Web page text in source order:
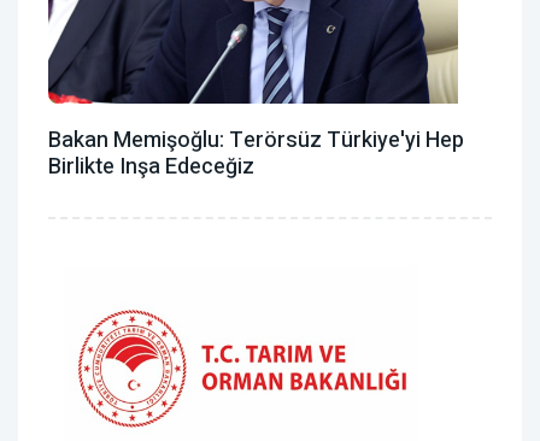
Bakan Memişoğlu: Terörsüz Türkiye'yi Hep
Birlikte Inşa Edeceğiz